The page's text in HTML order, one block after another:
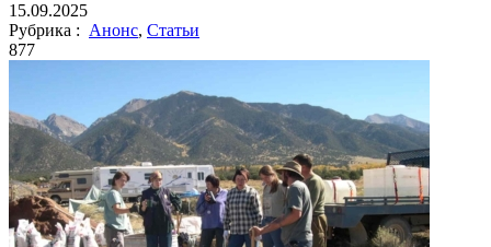
15.09.2025
Рубрика : Анонс, Статьи
877